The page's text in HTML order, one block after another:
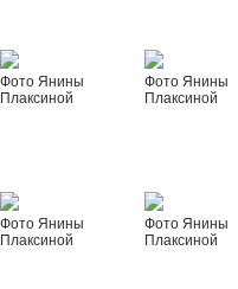
Фото Янины
Плаксиной
Фото Янины
Плаксиной
Фото Янины
Плаксиной
Фото Янины
Плаксиной